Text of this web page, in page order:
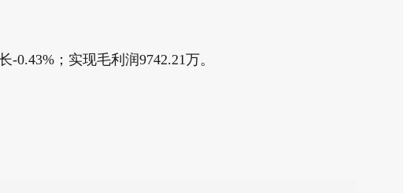
0.43%；实现毛利润9742.21万。